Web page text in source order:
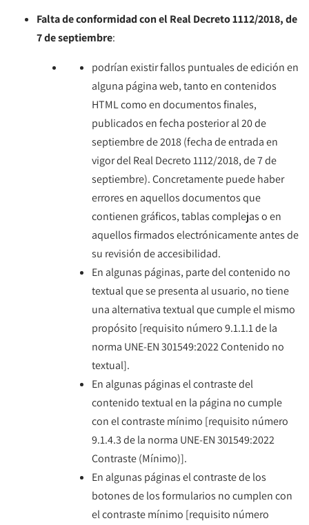
Falta de conformidad con el Real Decreto 1112/2018, de
7 de septiembre:
podrían existir fallos puntuales de edición en
alguna página web, tanto en contenidos
HTML como en documentos finales,
publicados en fecha posterior al 20 de
septiembre de 2018 (fecha de entrada en
vigor del Real Decreto 1112/2018, de 7 de
septiembre). Concretamente puede haber
errores en aquellos documentos que
contienen gráficos, tablas complejas o en
aquellos firmados electrónicamente antes de
su revisión de accesibilidad.
En algunas páginas, parte del contenido no
textual que se presenta al usuario, no tiene
una alternativa textual que cumple el mismo
propósito [requisito número 9.1.1.1 de la
norma UNE-EN 301549:2022 Contenido no
textual].
En algunas páginas el contraste del
contenido textual en la página no cumple
con el contraste mínimo [requisito número
9.1.4.3 de la norma UNE-EN 301549:2022
Contraste (Mínimo)].
En algunas páginas el contraste de los
botones de los formularios no cumplen con
el contraste mínimo [requisito número